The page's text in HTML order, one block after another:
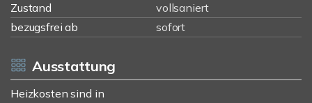
Zustand
vollsaniert
bezugsfrei ab
sofort
Ausstattung
Heizkosten sind in